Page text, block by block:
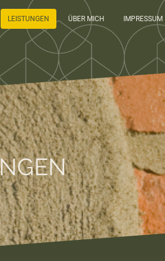
LEISTUNGEN ÜBER MICH IMPRESSUM